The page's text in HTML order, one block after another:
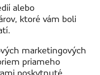
alebo
ktoré vám boli
marketingových
priameho